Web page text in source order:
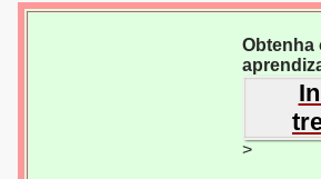
Obtenha
>